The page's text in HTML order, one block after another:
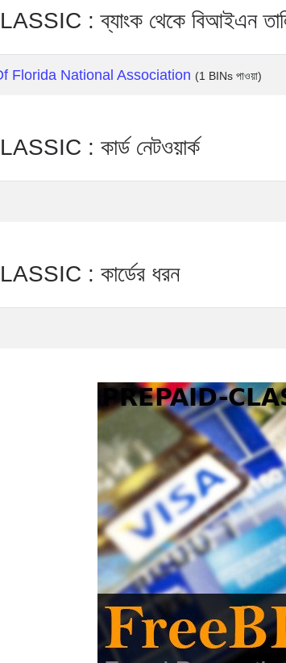
: ব্যাংক থেকে বিআইএন
Florida National Association (1 BINs পাওয়া)
: কার্ড নেটওয়ার্ক
: কার্ডের ধরন